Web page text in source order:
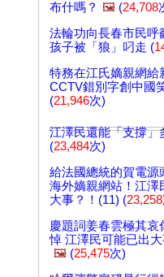
布什嗎？ 🖼️ (24,708
法輪功向長春市民呼
孩子被「狼」叼走 (
特務在江氏嫡親網給
CCTV錯別字創中國
(21,946次)
江澤民還能「支撐」
(23,484次)
給法國總統的賀電源
海外嫡親網站！江澤
大事？！(11) (23,258
慶題詞姜春雲極其哀
悼 江澤民可能已出
🖼️ (25,475次)